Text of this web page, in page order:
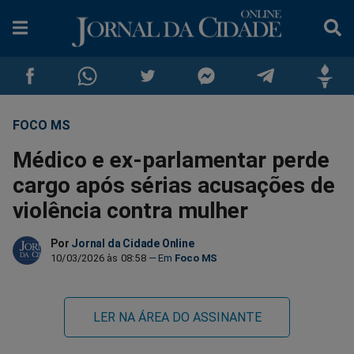
Compartilhar
no
Facebook
Compartilhar
no
Whatsapp
no
Twitter
no
Messenger
no
Telegram
no
FOCO MS
Médico e ex-parlamentar perde
cargo após sérias acusações de
violência contra mulher
Por Jornal da Cidade Online
10/03/2026 às 08:58 Foco MS
LER NA ÁREA DO ASSINANTE